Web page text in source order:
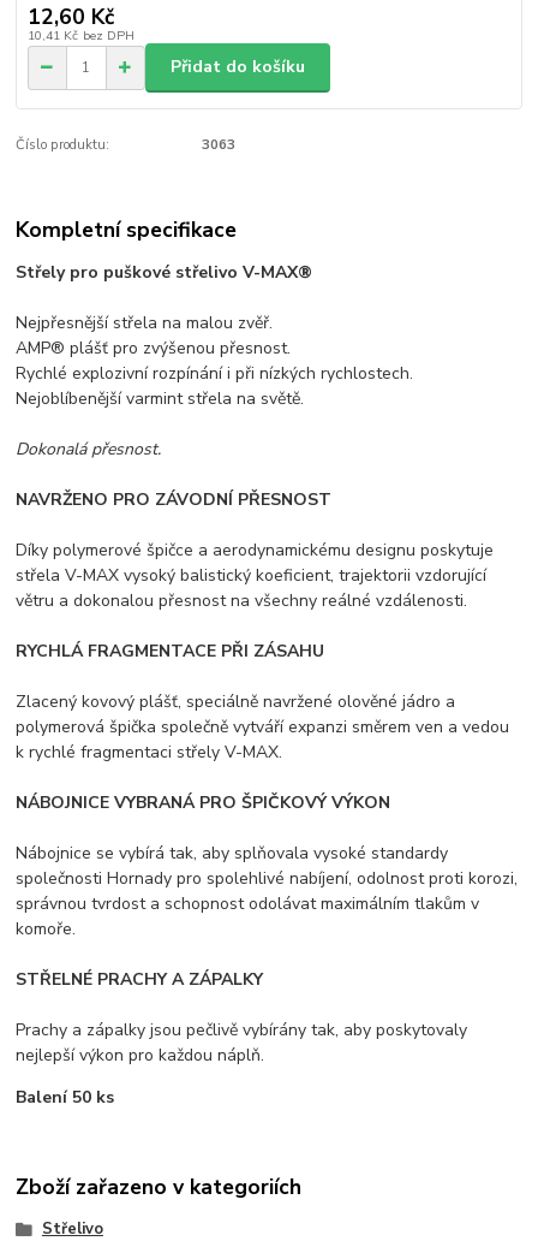
12,60 Kč
10,41 Kč bez DPH
Přidat do košíku
Číslo produktu: 3063
Kompletní specifikace
Střely pro puškové střelivo V-MAX®
Nejpřesnější střela na malou zvěř.
AMP® plášť pro zvýšenou přesnost.
Rychlé explozivní rozpínání i při nízkých rychlostech.
Nejoblíbenější varmint střela na světě.
Dokonalá přesnost.
NAVRŽENO PRO ZÁVODNÍ PŘESNOST
Díky polymerové špičce a aerodynamickému designu poskytuje
střela V-MAX vysoký balistický koeficient, trajektorii vzdorující
větru a dokonalou přesnost na všechny reálné vzdálenosti.
RYCHLÁ FRAGMENTACE PŘI ZÁSAHU
Zlacený kovový plášť, speciálně navržené olověné jádro a
polymerová špička společně vytváří expanzi směrem ven a vedou
k rychlé fragmentaci střely V-MAX.
NÁBOJNICE VYBRANÁ PRO ŠPIČKOVÝ VÝKON
Nábojnice se vybírá tak, aby splňovala vysoké standardy
společnosti Hornady pro spolehlivé nabíjení, odolnost proti korozi,
správnou tvrdost a schopnost odolávat maximálním tlakům v
komoře.
STŘELNÉ PRACHY A ZÁPALKY
Prachy a zápalky jsou pečlivě vybírány tak, aby poskytovaly
nejlepší výkon pro každou náplň.
Balení 50 ks
Zboží zařazeno v kategoriích
Střelivo